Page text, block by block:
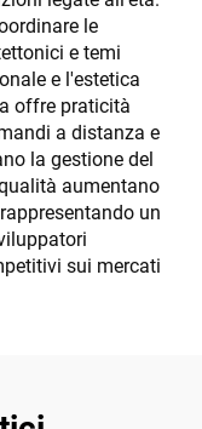
le
e temi
e l'estetica
offre praticità
a distanza e
la gestione del
aumentano
un
sui mercati